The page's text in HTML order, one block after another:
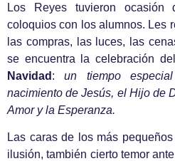
Los Reyes tuvieron ocasión
coloquios con los alumnos. Les
las compras, las luces, las
se encuentra la celebración
Navidad :un tiempo
nacimiento de Jesús, el Hijo de
Amor y la Esperanza.
Las caras de los más
ilusión, también cierto temor